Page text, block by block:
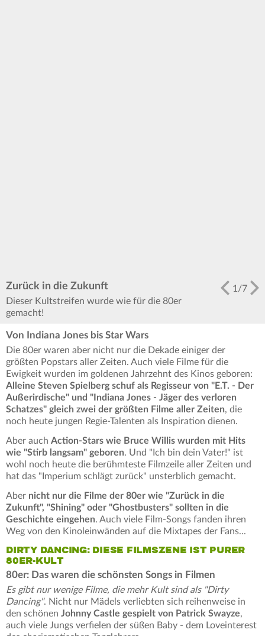
1 /7
Zurück in die Zukunft
Dieser Kultstreifen wurde wie für die 80er
gemacht!
Von Indiana Jones bis Star Wars
Die 80er waren aber nicht nur die Dekade einiger der
größten Popstars aller Zeiten. Auch viele Filme für die
Ewigkeit wurden im goldenen Jahrzehnt des Kinos geboren:
Alleine Steven Spielberg schuf als Regisseur von "E.T. - Der
Außerirdische" und "Indiana Jones - Jäger des verloren
Schatzes" gleich zwei der größten Filme aller Zeiten, die
noch heute jungen Regie-Talenten als Inspiration dienen.
Aber auch Action-Stars wie Bruce Willis wurden mit Hits
wie "Stirb langsam" geboren. Und "Ich bin dein Vater!" ist
wohl noch heute die berühmteste Filmzeile aller Zeiten und
hat das "Imperium schlägt zurück" unsterblich gemacht.
Aber nicht nur die Filme der 80er wie "Zurück in die
Zukunft", "Shining" oder "Ghostbusters" sollten in die
Geschichte eingehen. Auch viele Film-Songs fanden ihren
Weg von den Kinoleinwänden auf die Mixtapes der Fans...
DIRTY DANCING: DIESE FILMSZENE IST PURER
80ER-KULT
80er: Das waren die schönsten Songs in Filmen
Es gibt nur wenige Filme, die mehr Kult sind als "Dirty
Dancing". Nicht nur Mädels verliebten sich reihenweise in
den schönen Johnny Castle gespielt von Patrick Swayze,
auch viele Jungs verfielen der süßen Baby - dem Loveinterest